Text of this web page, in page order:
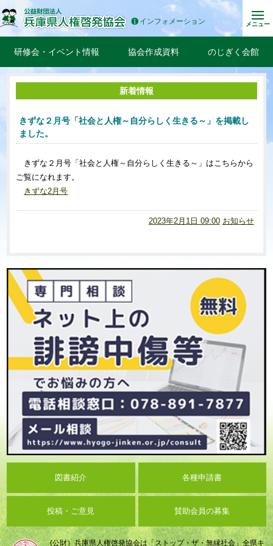
インフォメーション メニュー
研修会・イベント情報 協会作成資料 のじぎく会館
新着情報
きずな２月号「社会と人権～自分らしく生きる～」を掲載し
ました。
きずな２月号「社会と人権～自分らしく生きる～」はこちらから
ご覧になれます。
きずな2月号
2023年2月1日 09:00 お知らせ
図書紹介 各種申請書
投稿・ご意見 賛助会員の募集
(公財）兵庫県人権啓発協会は「ストップ・ザ・無縁社会」全県キ